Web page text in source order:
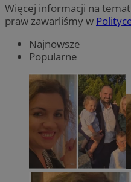
Więcej informacji na
praw zawarliśmy w
Najnowsze
Popularne